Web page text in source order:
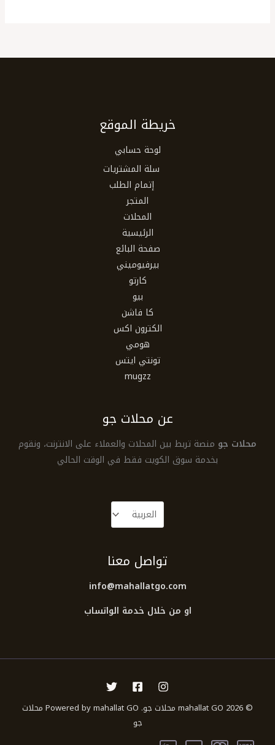
خريطة الموقع
لوحة حسابي
سلة المشتريات
إتمام الطلب
المتجر
المحلات
الرئيسية
صفحة البائع
بيرفيوميني
كارتو
بيو
كا فاشن
الكترون اكس
هومي
تونتي ايتس
mugzz
عن محلات جو
محلات جو منصة تربط بين المحلات والعملاء على الانترنت، ونقوم
بخدمة سوق الكويت فقط في الوقت الحالي
تواصل معنا
info@mahallatgo.com
او من خلال خدمة الواتساب
© 2026 mahallat GO محلات جو. Powered by mahallat GO محلات
جو